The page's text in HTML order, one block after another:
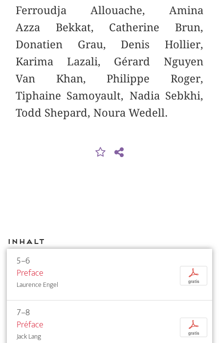
Ferroudja Allouache, Amina
Azza Bekkat, Catherine Brun,
Donatien Grau, Denis Hollier,
Karima Lazali, Gérard Nguyen
Van Khan, Philippe Roger,
Tiphaine Samoyault, Nadia Sebkhi,
Todd Shepard, Noura Wedell.
Inhalt
5–6
Preface
Laurence Engel
p
gratis
7–8
Préface
Jack Lang
p
gratis